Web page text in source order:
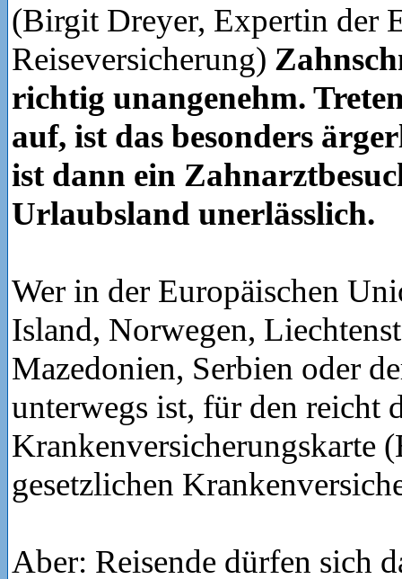
(Birgit Dreyer, Expertin der
Reiseversicherung)
richtig unangenehm.
auf, ist das besonders
ist dann ein
Urlaubsland unerlässlich.
Wer in der Europäischen
Island, Norwegen,
Mazedonien, Serbien oder
unterwegs ist, für den reicht
Krankenversicherungskarte
gesetzlichen
Aber: Reisende dürfen sich